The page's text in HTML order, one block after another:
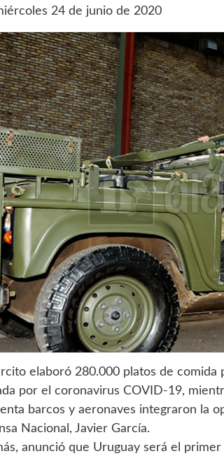
24 de junio de 2020
elaboró 280.000 platos de
por el coronavirus COVID-19,
barcos y aeronaves integraron la
Nacional, Javier García.
anunció que Uruguay será el